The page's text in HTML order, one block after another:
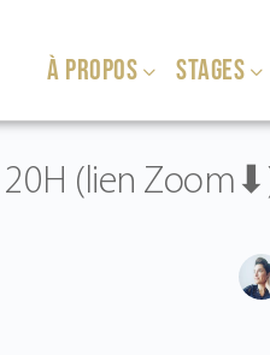
À PROPOS STAGES
20H (lien